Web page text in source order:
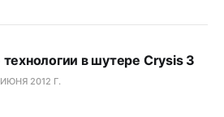
в шутере Crysis 3
ИЮНЯ 2012 Г.